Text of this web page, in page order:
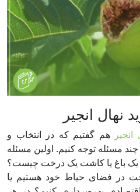
نهال انجیر
هم گفتیم که در انتخاب و
مسئله توجه کنیم. اولین مسئله
یک باغ یا کاشت یک درخت چیست؟
در فضای حیاط خود هستیم یا